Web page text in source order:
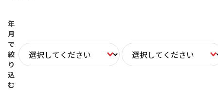
年
月
で
絞
り
込
む